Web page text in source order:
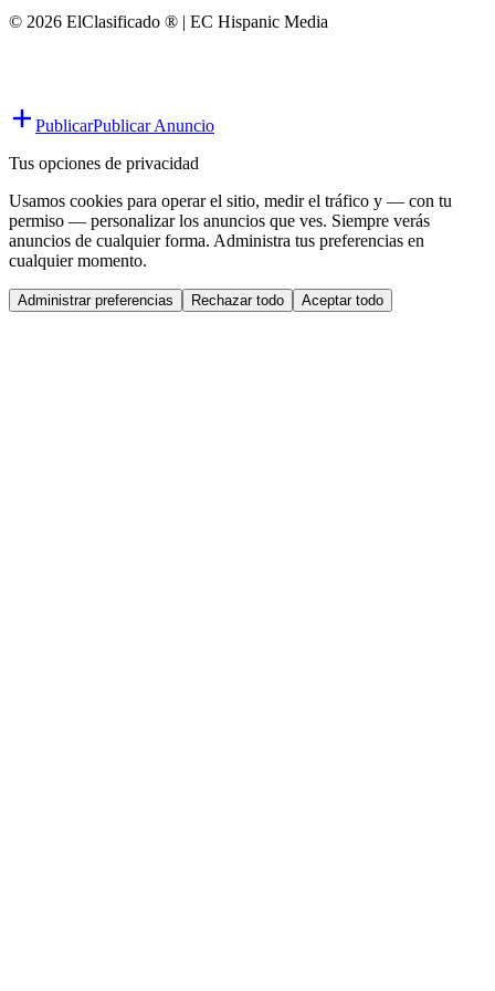
© 2026 ElClasificado ® | EC Hispanic Media
PublicarPublicar Anuncio
Tus opciones de privacidad
Usamos cookies para operar el sitio, medir el tráfico y — con tu
permiso — personalizar los anuncios que ves. Siempre verás
anuncios de cualquier forma. Administra tus preferencias en
cualquier momento.
Administrar preferencias Rechazar todo Aceptar todo